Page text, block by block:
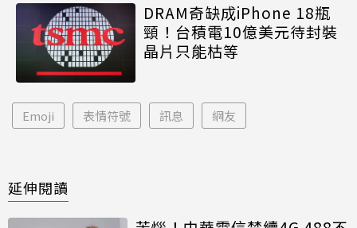
DRAM奇缺成iPhone 18瓶
頸！台積電10億美元待封裝
晶片只能枯等
Emoji 表情符號 訊息 網友
延伸閱讀